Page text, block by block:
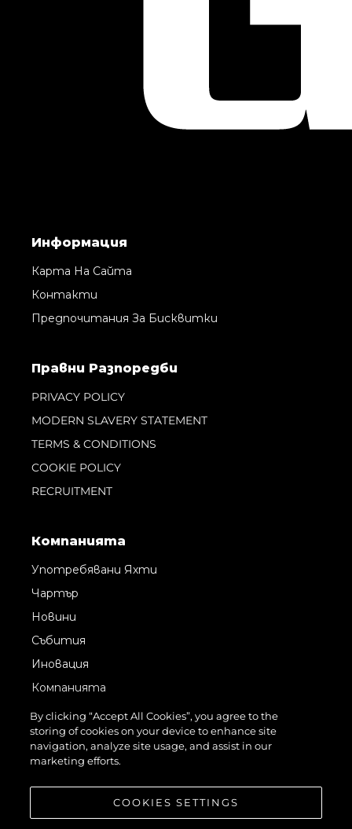
Информация
Карта На Сайта
Контакти
Предпочитания За Бисквитки
Правни Pазпоредби
PRIVACY POLICY
MODERN SLAVERY STATEMENT
TERMS & CONDITIONS
COOKIE POLICY
RECRUITMENT
Компанията
Употребявани Яхти
Чартър
Новини
Събития
Иновация
Компанията
Екипът
Лайфстайл
Наследство
By clicking “Accept All Cookies”, you agree to the
storing of cookies on your device to enhance site
navigation, analyze site usage, and assist in our
marketing efforts.
COOKIES SETTINGS